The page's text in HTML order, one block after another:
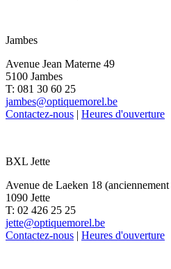
Jambes
Avenue Jean Materne 49
5100 Jambes
T: 081 30 60 25
jambes@optiquemorel.be
Contactez-nous | Heures d'ouverture
BXL Jette
Avenue de Laeken 18
1090 Jette
T: 02 426 25 25
jette@optiquemorel.be
Contactez-nous | Heures d'ouverture